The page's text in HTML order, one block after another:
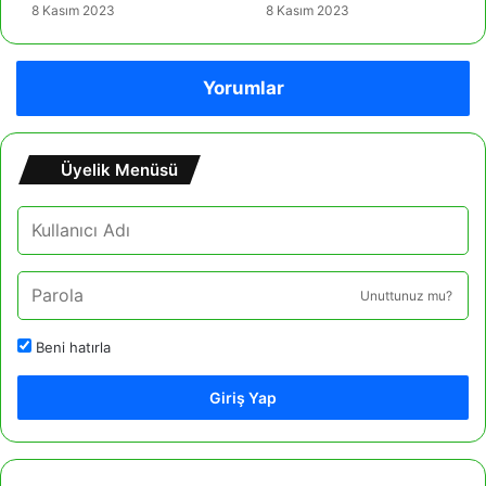
8 Kasım 2023 8 Kasım 2023
Yorumlar
Üyelik Menüsü
Unuttunuz mu?
Beni hatırla
Giriş Yap